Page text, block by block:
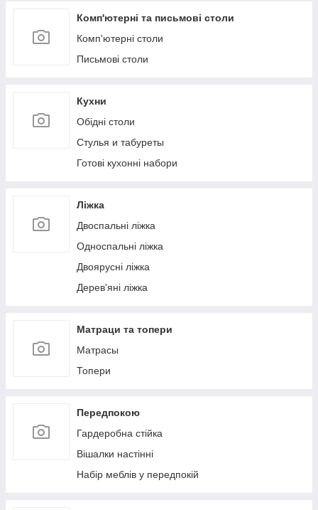
Комп'ютерні та письмові столи
Комп'ютерні столи
Письмові столи
Кухни
Обідні столи
Стулья и табуреты
Готові кухонні набори
Ліжка
Двоспальні ліжка
Односпальні ліжка
Двоярусні ліжка
Дерев'яні ліжка
Матраци та топери
Матрасы
Топери
Передпокою
Гардеробна стійка
Вішалки настінні
Набір меблів у передпокій